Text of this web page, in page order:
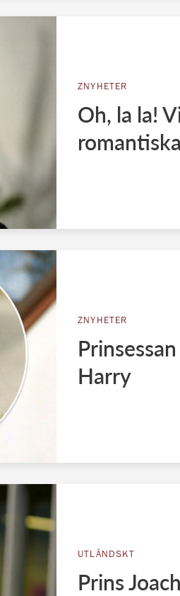
ZNYHETER
Oh, la la!
ZNYHETER
Harry
UTLÄNDSKT
Prins